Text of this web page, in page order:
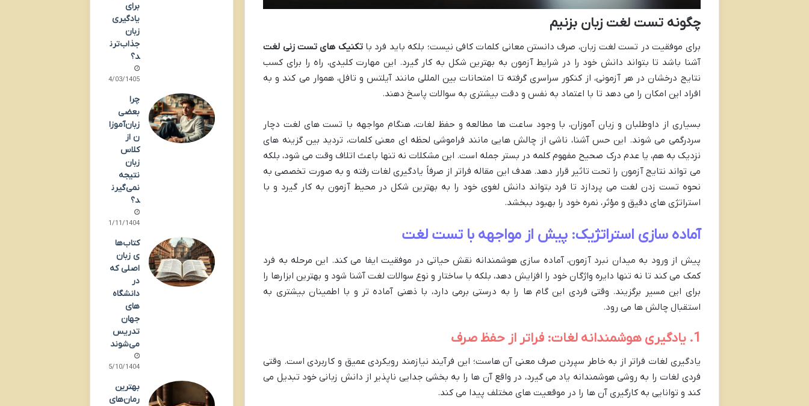
چگونه تست لغت زبان بزنیم
برای موفقیت در تست لغت زبان، صرف دانستن معانی کلمات کافی نیست؛ بلکه باید فرد باتکنیک های تست زنی لغت
آشنا باشد تا بتواند دانش خود را در شرایط آزمون به بهترین شکل به کار گیرد. این مهارت کلیدی، راه را برای کسب
نتایج درخشان در هر آزمونی، از کنکور سراسری گرفته تا امتحانات بین المللی مانند آیلتس و تافل، هموار می کند و به
افراد این امکان را می دهد تا با اعتماد به نفس و دقت بیشتری به سوالات پاسخ دهند.
بسیاری از داوطلبان و زبان آموزان، با وجود ساعت ها مطالعه و حفظ لغات، هنگام مواجهه با تست های لغت دچار
سردرگمی می شوند. این حس آشنا، ناشی از چالش هایی مانند فراموشی لحظه ای معنی کلمات، تردید بین گزینه های
نزدیک به هم، یا عدم درک صحیح مفهوم کلمه در بستر جمله است. این مشکلات نه تنها باعث اتلاف وقت می شود، بلکه
می تواند نتایج آزمون را تحت تاثیر قرار دهد. هدف این مقاله فراتر از صرفاً یادگیری لغات رفته و به صورت تخصصی به
نحوه تست زدن لغت می پردازد تا فرد بتواند دانش لغوی خود را به بهترین شکل در محیط آزمون به کار گیرد و با
استراتژی های دقیق و مؤثر، نمره خود را بهبود ببخشد.
آماده سازی استراتژیک: پیش از مواجهه با تست لغت
پیش از ورود به میدان نبرد آزمون، آماده سازی هوشمندانه نقش حیاتی در موفقیت ایفا می کند. این مرحله به فرد
کمک می کند تا نه تنها دایره واژگان خود را افزایش دهد، بلکه با ساختار و نوع سوالات لغت آشنا شود و بهترین ابزارها را
برای این مسیر برگزیند. وقتی فردی این گام ها را به درستی برمی دارد، با ذهنی آماده تر و با اطمینان بیشتری به
استقبال چالش ها می رود.
1. یادگیری هوشمندانه لغات: فراتر از حفظ صرف
یادگیری لغات فراتر از به خاطر سپردن صرف معنی آن هاست؛ این فرآیند نیازمند رویکردی عمیق و کاربردی است. وقتی
فردی لغات را به روشی هوشمندانه یاد می گیرد، در واقع آن ها را به بخشی جدایی ناپذیر از دانش زبانی خود تبدیل می
کند و توانایی به کارگیری آن ها را در موقعیت های مختلف پیدا می کند.
برای
یادگیری
زبان
جذاب‌ترن
د؟
04/03/1405
چرا
بعضی
زبان‌آموزا
ن از
کلاس
زبان
نتیجه
نمی‌گیرن
د؟
21/11/1404
کتاب‌ها
ی زبان
اصلی که
در
دانشگاه‌
های
جهان
تدریس
می‌شوند
25/10/1404
بهترین
رمان‌های